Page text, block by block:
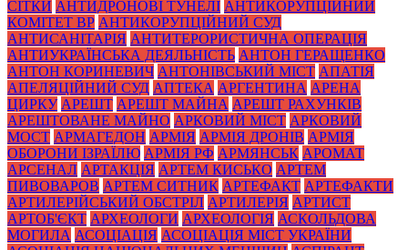
СІТКИ АНТИДРОНОВІ ТУНЕЛІ АНТИКОРУПЦІЙНИЙ
КОМІТЕТ ВР АНТИКОРУПЦІЙНИЙ СУД
АНТИСАНІТАРІЯ АНТИТЕРОРИСТИЧНА ОПЕРАЦІЯ
АНТИУКРАЇНСЬКА ДЕЯЛЬНІСТЬ АНТОН ГЕРАЩЕНКО
АНТОН КОРИНЕВИЧ АНТОНІВСЬКИЙ МІСТ АПАТІЯ
АПЕЛЯЦІЙНИЙ СУД АПТЕКА АРГЕНТИНА АРЕНА
ЦИРКУ АРЕШТ АРЕШТ МАЙНА АРЕШТ РАХУНКІВ
АРЕШТОВАНЕ МАЙНО АРКОВИЙ МІСТ АРКОВИЙ
МОСТ АРМАГЕДОН АРМІЯ АРМІЯ ДРОНІВ АРМІЯ
ОБОРОНИ ІЗРАЇЛЮ АРМІЯ РФ АРМЯНСЬК АРОМАТ
АРСЕНАЛ АРТАКЦІЯ АРТЕМ КИСЬКО АРТЕМ
ПИВОВАРОВ АРТЕМ СИТНИК АРТЕФАКТ АРТЕФАКТИ
АРТИЛЕРІЙСЬКИЙ ОБСТРІЛ АРТИЛЕРІЯ АРТИСТ
АРТОБ'ЄКТ АРХЕОЛОГИ АРХЕОЛОГІЯ АСКОЛЬДОВА
МОГИЛА АСОЦІАЦІЯ АСОЦІАЦІЯ МІСТ УКРАЇНИ